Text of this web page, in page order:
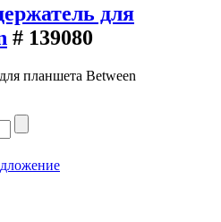
для
# 139080
планшета Between